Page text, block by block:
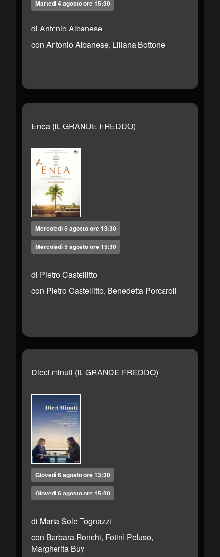
Martedì 4 agosto ore 15:30
di Antonio Albanese
con Antonio Albanese, Liliana Bottone
Enea (IL GRANDE FREDDO)
Mercoledì 5 agosto ore 13:30
Mercoledì 5 agosto ore 15:30
di Pietro Castellitto
con Pietro Castellitto, Benedetta Porcaroli
Dieci minuti (IL GRANDE FREDDO)
Giovedì 6 agosto ore 13:30
Giovedì 6 agosto ore 15:30
di Maria Sole Tognazzi
con Barbara Ronchi, Fotinì Peluso,
Margherita Buy